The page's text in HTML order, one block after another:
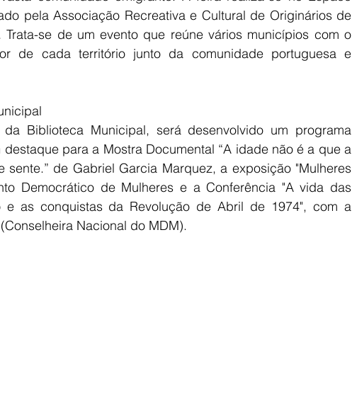
pela Associação Recreativa e Cultural de Originários de
se de um evento que reúne vários municípios com o
de cada território junto da comunidade portuguesa e
Biblioteca Municipal, será desenvolvido um programa
para a Mostra Documental “A idade não é a que a
de Gabriel Garcia Marquez, a exposição "Mulheres
Democrático de Mulheres e a Conferência "A vida das
e as conquistas da Revolução de Abril de 1974", com a
Nacional do MDM).